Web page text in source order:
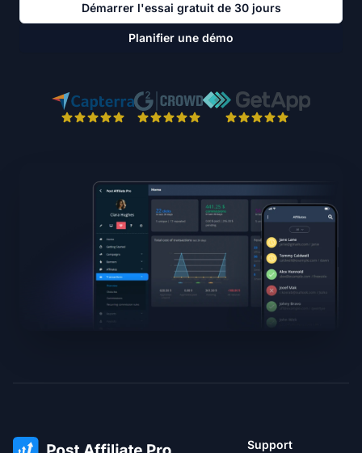
Démarrer l'essai gratuit de 30 jours
Planifier une démo
Support